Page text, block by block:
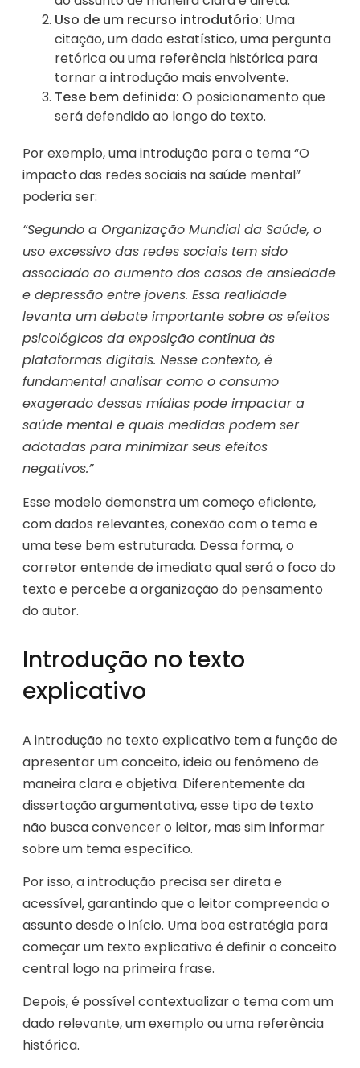
Uso de um recurso introdutório: Uma
citação, um dado estatístico, uma pergunta
retórica ou uma referência histórica para
tornar a introdução mais envolvente.
Tese bem definida: O posicionamento que
será defendido ao longo do texto.
Por exemplo, uma introdução para o tema “O
impacto das redes sociais na saúde mental”
poderia ser:
“Segundo a Organização Mundial da Saúde, o
uso excessivo das redes sociais tem sido
associado ao aumento dos casos de ansiedade
e depressão entre jovens. Essa realidade
levanta um debate importante sobre os efeitos
psicológicos da exposição contínua às
plataformas digitais. Nesse contexto, é
fundamental analisar como o consumo
exagerado dessas mídias pode impactar a
saúde mental e quais medidas podem ser
adotadas para minimizar seus efeitos
negativos.”
Esse modelo demonstra um começo eficiente,
com dados relevantes, conexão com o tema e
uma tese bem estruturada. Dessa forma, o
corretor entende de imediato qual será o foco do
texto e percebe a organização do pensamento
do autor.
Introdução no texto
explicativo
A introdução no texto explicativo tem a função de
apresentar um conceito, ideia ou fenômeno de
maneira clara e objetiva. Diferentemente da
dissertação argumentativa, esse tipo de texto
não busca convencer o leitor, mas sim informar
sobre um tema específico.
Por isso, a introdução precisa ser direta e
acessível, garantindo que o leitor compreenda o
assunto desde o início. Uma boa estratégia para
começar um texto explicativo é definir o conceito
central logo na primeira frase.
Depois, é possível contextualizar o tema com um
dado relevante, um exemplo ou uma referência
histórica.